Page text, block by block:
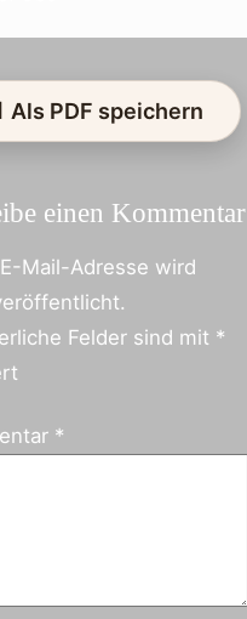
Als PDF speichern
einen Kommentar
Mail-Adresse wird
Felder sind mit *
*